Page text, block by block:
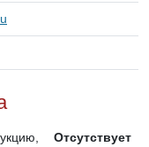
Отсутствует